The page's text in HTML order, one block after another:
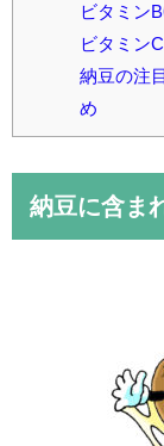
ビタミン
ビタミン
納豆の注
め
納豆に含ま